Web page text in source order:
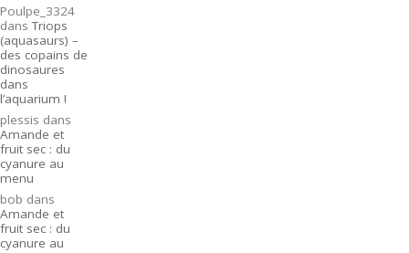
Poulpe_3324
dansTriops
(aquasaurs) –
des copains de
dinosaures
dans
l’aquarium !
plessis dans
Amande et
fruit sec : du
cyanure au
menu
bob dans
Amande et
fruit sec : du
cyanure au